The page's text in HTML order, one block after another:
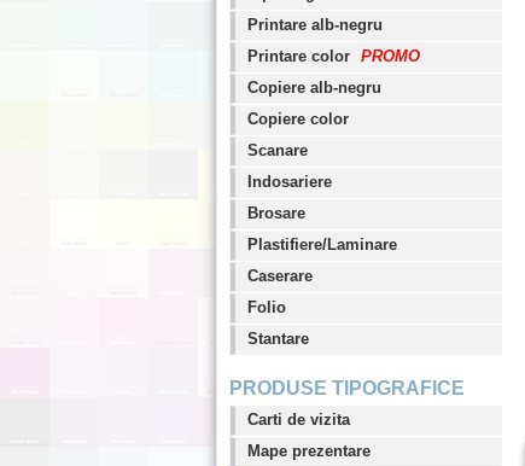
Printare alb-negru
Printare color PROMO
Copiere alb-negru
Copiere color
Scanare
Indosariere
Brosare
Plastifiere/Laminare
Caserare
Folio
Stantare
PRODUSE TIPOGRAFICE
Carti de vizita
Mape prezentare